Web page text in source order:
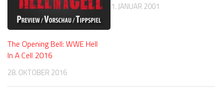
The Opening Bell: WWE Hell
In A Cell 2016
28. OKTOBER 2016
1. JANUAR 2001